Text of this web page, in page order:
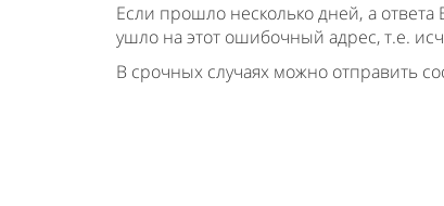
Если прошло несколько дней, а
ушло на этот ошибочный адрес, т.е.
В срочных случаях можно отправить